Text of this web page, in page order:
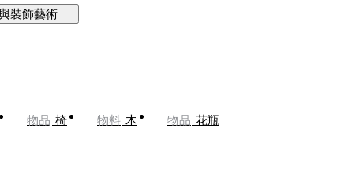
裝飾藝術
物品 椅 物料 木 物品 花瓶